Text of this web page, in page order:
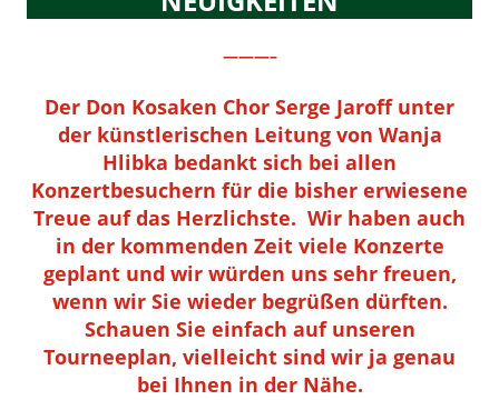
———–
Der Don Kosaken Chor Serge Jaroff unter
der künstlerischen Leitung von Wanja
Hlibka bedankt sich bei allen
Konzertbesuchern für die bisher erwiesene
Treue auf das Herzlichste. Wir haben auch
in der kommenden Zeit viele Konzerte
geplant und wir würden uns sehr freuen,
wenn wir Sie wieder begrüßen dürften.
Schauen Sie einfach auf unseren
Tourneeplan, vielleicht sind wir ja genau
bei Ihnen in der Nähe.